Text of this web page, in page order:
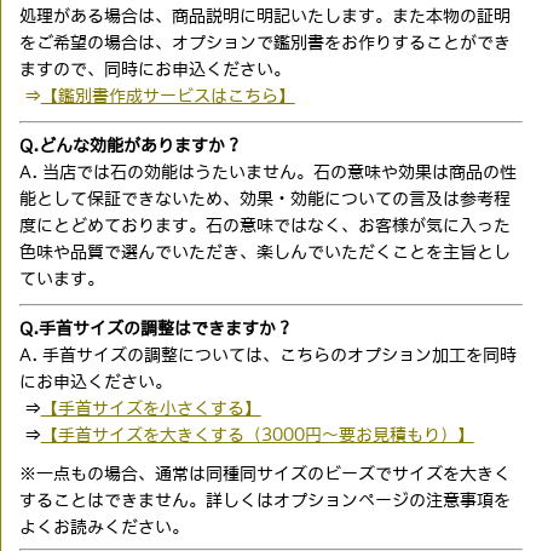
処理がある場合は、商品説明に明記いたします。また本物の証明
をご希望の場合は、オプションで鑑別書をお作りすることができ
ますので、同時にお申込ください。
⇒ 【鑑別書作成サービスはこちら】
Q.どんな効能がありますか？
A. 当店では石の効能はうたいません。石の意味や効果は商品の性
能として保証できないため、効果・効能についての言及は参考程
度にとどめております。石の意味ではなく、お客様が気に入った
色味や品質で選んでいただき、楽しんでいただくことを主旨とし
ています。
Q.手首サイズの調整はできますか？
A. 手首サイズの調整については、こちらのオプション加工を同時
にお申込ください。
⇒ 【手首サイズを小さくする】
⇒ 【手首サイズを大きくする（3000円〜要お見積もり）】
※一点もの場合、通常は同種同サイズのビーズでサイズを大きく
することはできません。詳しくはオプションページの注意事項を
よくお読みください。